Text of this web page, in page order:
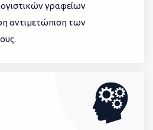
γραφείων
αντιμετώπιση των